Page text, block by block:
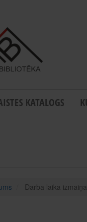
KATALOGS
Darba laika